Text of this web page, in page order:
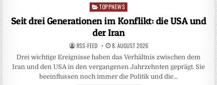
Posted
TOPPNEWS
Seit drei Generationen im Konflikt: die USA und
der Iran
RSS-FEED 8. AUGUST 2026
Drei wichtige Ereignisse haben das Verhältnis zwischen dem
Iran und den USA in den vergangenen Jahrzehnten geprägt. Sie
beeinflussen noch immer die Politik und die…